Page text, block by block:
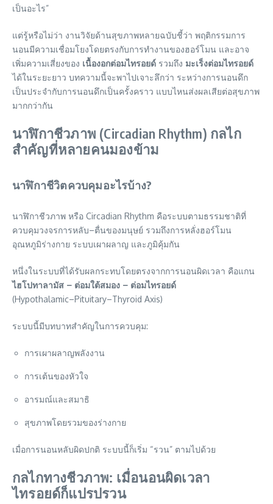
เป็นอะไร”
แต่รู้หรือไม่ว่า งานวิจัยด้านสุขภาพหลายฉบับชี้ว่า พฤติกรรมการ
นอนมีความเชื่อมโยงโดยตรงกับการทำงานของฮอร์โมน และอาจ
เพิ่มความเสี่ยงของ เนื้องอกต่อมไทรอยด์ รวมถึง มะเร็งต่อมไทรอยด์
ได้ในระยะยาว บทความนี้จะพาไปเจาะลึกว่า ระหว่างการนอนดึก
เป็นประจำกับการนอนดึกเป็นครั้งคราว แบบไหนส่งผลเสียต่อสุขภาพ
มากกว่ากัน
นาฬิกาชีวภาพ (Circadian Rhythm) กลไก
สำคัญที่หลายคนมองข้าม
นาฬิกาชีวิตควบคุมอะไรบ้าง?
นาฬิกาชีวภาพ หรือ Circadian Rhythm คือระบบตามธรรมชาติที่
ควบคุมวงจรการหลับ–ตื่นของมนุษย์ รวมถึงการหลั่งฮอร์โมน
อุณหภูมิร่างกาย ระบบเผาผลาญ และภูมิคุ้มกัน
หนึ่งในระบบที่ได้รับผลกระทบโดยตรงจากการนอนผิดเวลา คือแกน
ไฮโปทาลามัส – ต่อมใต้สมอง – ต่อมไทรอยด์
(Hypothalamic–Pituitary–Thyroid Axis)
ระบบนี้มีบทบาทสำคัญในการควบคุม:
การเผาผลาญพลังงาน
การเต้นของหัวใจ
อารมณ์และสมาธิ
สุขภาพโดยรวมของร่างกาย
เมื่อการนอนหลับผิดปกติ ระบบนี้ก็เริ่ม “รวน” ตามไปด้วย
กลไกทางชีวภาพ: เมื่อนอนผิดเวลา
ไทรอยด์ก็แปรปรวน